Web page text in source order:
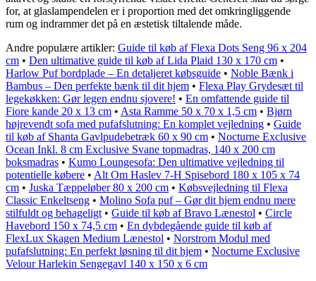
for, at glaslampendelen er i proportion med det omkringliggende
rum og indrammer det på en æstetisk tiltalende måde.
Andre populære artikler: Guide til køb af Flexa Dots Seng 96 x 204
cm • Den ultimative guide til køb af Lida Plaid 130 x 170 cm •
Harlow Puf bordplade – En detaljeret købsguide • Noble Bænk i
Bambus – Den perfekte bænk til dit hjem • Flexa Play Grydesæt til
legekøkken: Gør legen endnu sjovere! • En omfattende guide til
Fiore kande 20 x 13 cm • Asta Ramme 50 x 70 x 1,5 cm • Bjørn
højrevendt sofa med pufafslutning: En komplet vejledning • Guide
til køb af Shanta Gavlpudebetræk 60 x 90 cm • Nocturne Exclusive
Ocean Inkl. 8 cm Exclusive Svane topmadras, 140 x 200 cm
boksmadras • Kumo Loungesofa: Den ultimative vejledning til
potentielle købere • Alt Om Haslev 7-H Spisebord 180 x 105 x 74
cm • Juska Tæppeløber 80 x 200 cm • Købsvejledning til Flexa
Classic Enkeltseng • Molino Sofa puf – Gør dit hjem endnu mere
stilfuldt og behageligt• Guide til køb af Bravo Lænestol • Circle
Havebord 150 x 74,5 cm • En dybdegående guide til køb af
FlexLux Skagen Medium Lænestol • Norstrom Modul med
pufafslutning: En perfekt løsning til dit hjem • Nocturne Exclusive
Velour Harlekin Sengegavl 140 x 150 x 6 cm